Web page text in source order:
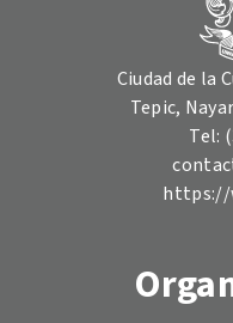
Ciudad de la
Tepic,
Tel:
https://